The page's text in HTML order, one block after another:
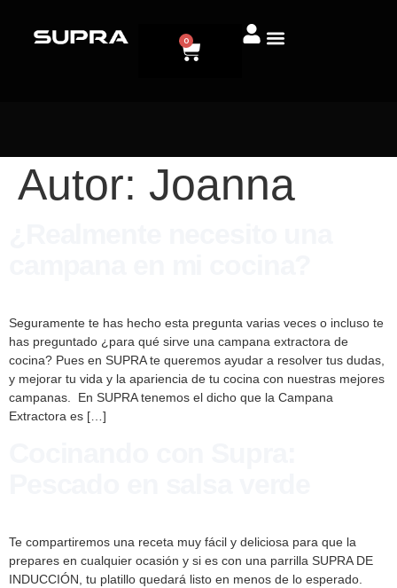
0
Autor: Joanna
Seguramente te has hecho esta pregunta varias veces o incluso te
has preguntado ¿para qué sirve una campana extractora de
cocina? Pues en SUPRA te queremos ayudar a resolver tus dudas,
y mejorar tu vida y la apariencia de tu cocina con nuestras mejores
campanas. En SUPRA tenemos el dicho que la Campana
Extractora es […]
Te compartiremos una receta muy fácil y deliciosa para que la
prepares en cualquier ocasión y si es con una parrilla SUPRA DE
INDUCCIÓN, tu platillo quedará listo en menos de lo esperado.